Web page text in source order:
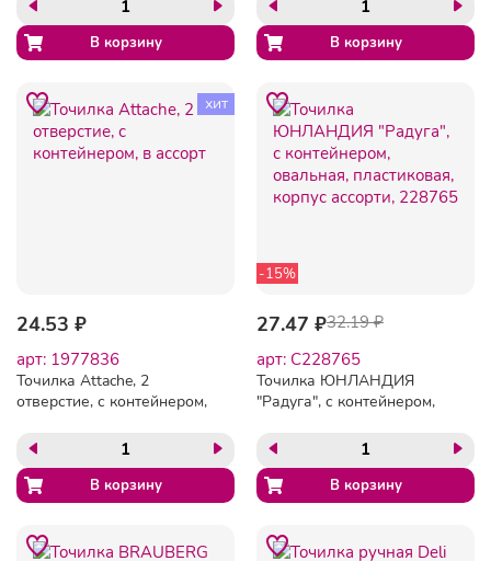
хит
24.53 ₽
арт: 1977836
Точилка Attache, 2
отверстие, с контейнером,
-15%
27.47 ₽32.19 ₽
арт: C228765
Точилка ЮНЛАНДИЯ
"Радуга", с контейнером,
корпус ассорти, 228765